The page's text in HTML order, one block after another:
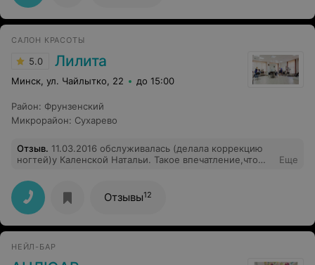
САЛОН КРАСОТЫ
5.0 Лилита
Минск, ул. Чайлытко, 22 до 15:00
Район: Фрунзенский
Микрорайон: Сухарево
Отзыв. 11.03.2016 обслуживалась (делала коррекцию
ногтей)у Каленской Натальи. Такое впечатление,что
Милана. Безупречно! Никогда я не выходила в таком
роскошном настроении!!!Пропорции и вкус,чистота
линии и ответственность за работу!!!
Еще
Отзывы12
НЕЙЛ-БАР